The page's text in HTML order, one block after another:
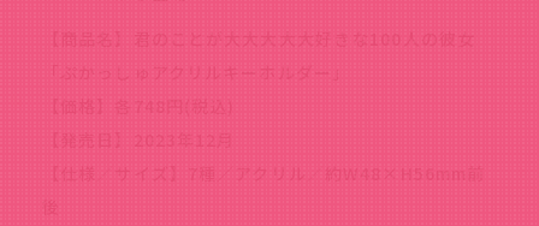
【商品名】君のことが大大大大大好きな100人の彼女
「ぷかっしゅアクリルキーホルダー」
【価格】各748円(税込)
【発売日】2023年12月
【仕様／サイズ】7種／アクリル／約W48×H56mm前
後